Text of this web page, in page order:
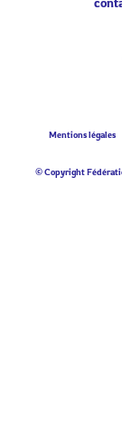
Mentions légales
© Copyright